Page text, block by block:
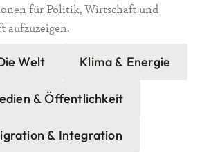
für Politik, Wirtschaft und
aufzuzeigen.
Welt Klima & Energie
& Öffentlichkeit
& Integration